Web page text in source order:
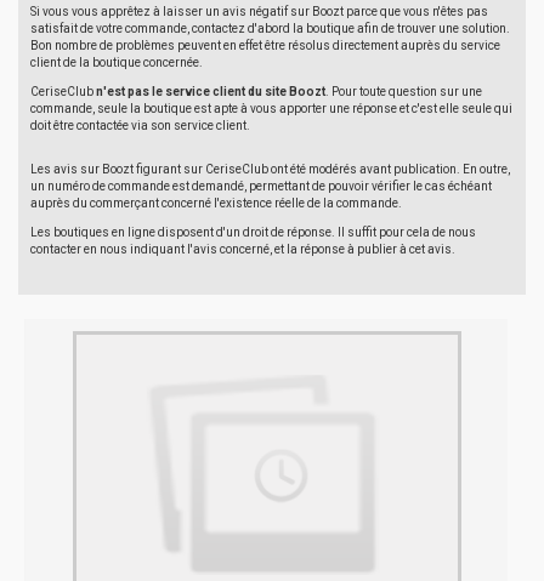
Si vous vous apprêtez à laisser un avis négatif sur Boozt parce que vous n'êtes pas
satisfait de votre commande, contactez d'abord la boutique afin de trouver une solution.
Bon nombre de problèmes peuvent en effet être résolus directement auprès du service
client de la boutique concernée.
CeriseClubn'est pas le service client du site Boozt . Pour toute question sur une
commande, seule la boutique est apte à vous apporter une réponse et c'est elle seule qui
doit être contactée via son service client.
Les avis sur Boozt figurant sur CeriseClub ont été modérés avant publication. En outre,
un numéro de commande est demandé, permettant de pouvoir vérifier le cas échéant
auprès du commerçant concerné l'existence réelle de la commande.
Les boutiques en ligne disposent d'un droit de réponse. Il suffit pour cela de nous
contacter en nous indiquant l'avis concerné, et la réponse à publier à cet avis.